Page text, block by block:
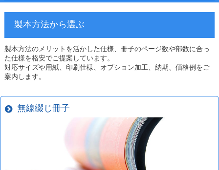
製本方法から選ぶ
製本方法のメリットを活かした仕様、冊子のページ数や部数に合っ
た仕様を格安でご提案しています。
対応サイズや用紙、印刷仕様、オプション加工、納期、価格例をご
案内します。
無線綴じ冊子